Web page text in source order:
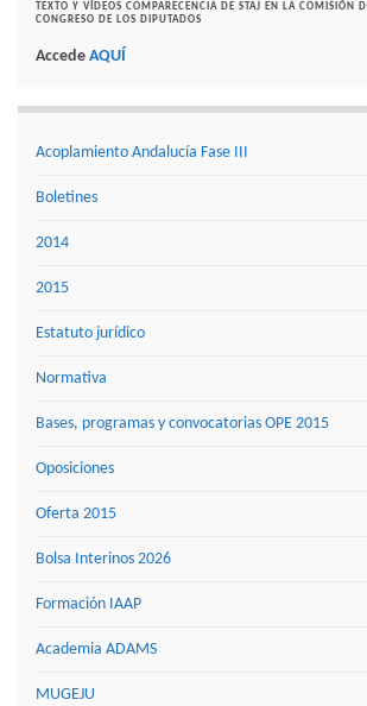
TEXTO Y VÍDEOS COMPARECENCIA DE STAJ EN LA COMISIÓN
CONGRESO DE LOS DIPUTADOS
Accede AQUÍ
Acoplamiento Andalucía Fase III
Boletines
2014
2015
Estatuto jurídico
Normativa
Bases, programas y convocatorias OPE 2015
Oposiciones
Oferta 2015
Bolsa Interinos 2026
Formación IAAP
Academia ADAMS
MUGEJU